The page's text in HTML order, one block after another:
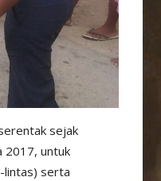
sejak
2017, untuk
lintas) serta